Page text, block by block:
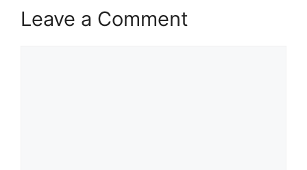
Leave a Comment